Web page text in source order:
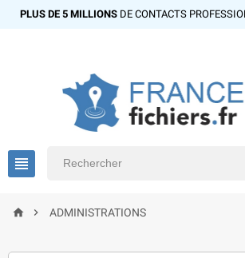
PLUS DE 5 MILLIONS DE CONTACTS

  ADMINISTRATIONS